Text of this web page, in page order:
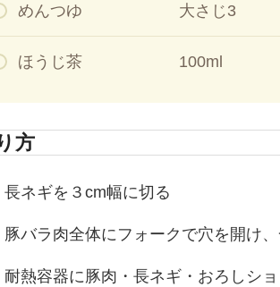
めんつゆ 大さじ3
ほうじ茶 100ml
方
長ネギを３cm幅に切る
豚バラ肉全体にフォークで穴を開け
耐熱容器に豚肉・長ネギ・おろしシ